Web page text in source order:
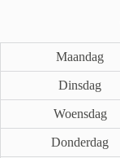
Maandag
Dinsdag
Woensdag
Donderdag